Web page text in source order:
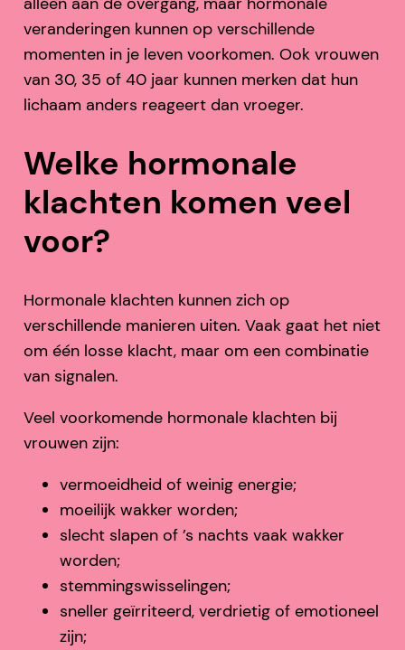
veranderingen kunnen op verschillende
momenten in je leven voorkomen. Ook vrouwen
van 30, 35 of 40 jaar kunnen merken dat hun
lichaam anders reageert dan vroeger.
Welke hormonale
klachten komen veel
voor?
Hormonale klachten kunnen zich op
verschillende manieren uiten. Vaak gaat het niet
om één losse klacht, maar om een combinatie
van signalen.
Veel voorkomende hormonale klachten bij
vrouwen zijn:
vermoeidheid of weinig energie;
moeilijk wakker worden;
slecht slapen of ’s nachts vaak wakker
worden;
stemmingswisselingen;
sneller geïrriteerd, verdrietig of emotioneel
zijn;